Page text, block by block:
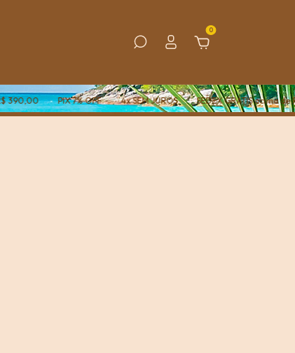
0
PIX 7% OFF 4x SEM JUROS SEDEX GRÁTIS acima de R$